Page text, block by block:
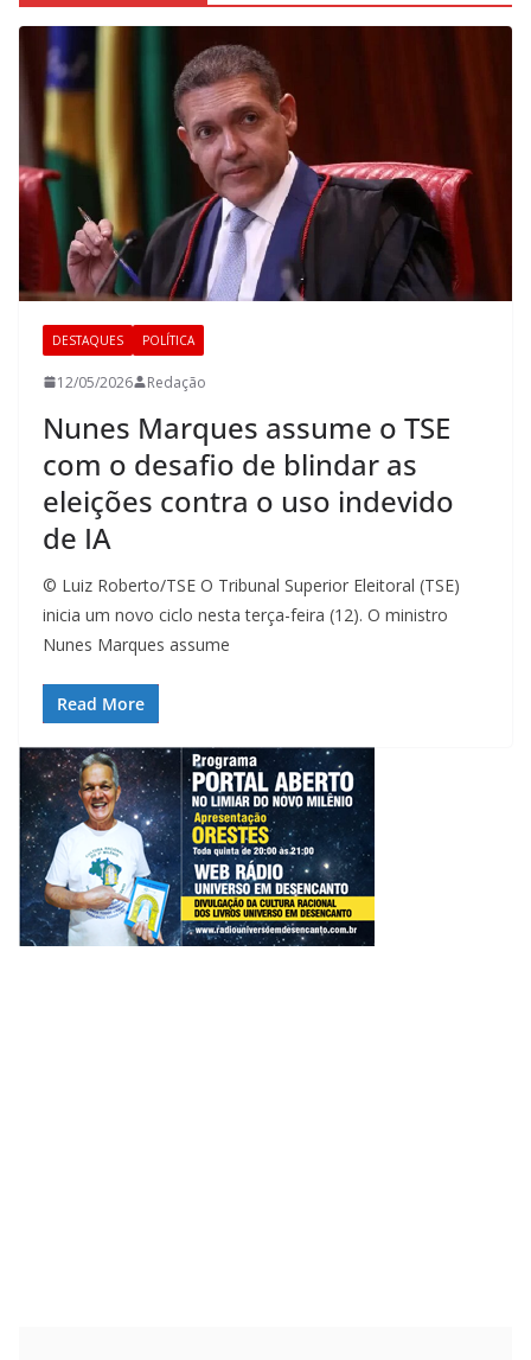
DESTAQUES POLÍTICA
12/05/2026 Redação
Nunes Marques assume o TSE
com o desafio de blindar as
eleições contra o uso indevido
de IA
© Luiz Roberto/TSE O Tribunal Superior Eleitoral (TSE)
inicia um novo ciclo nesta terça-feira (12). O ministro
Nunes Marques assume
Read More